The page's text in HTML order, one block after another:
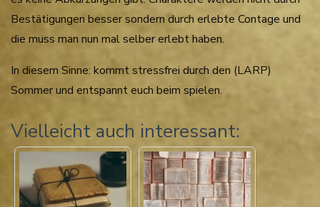
Bestätigungen besser sondern durch erlebte Contage und
die muss man nun mal selber erlebt haben.
In diesem Sinne: kommt stressfrei durch den (LARP)
Sommer und entspannt euch beim spielen.
Vielleicht auch interessant: